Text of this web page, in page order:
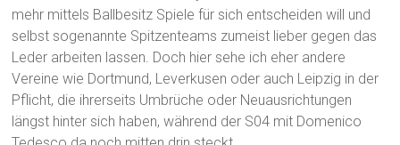
mehr mittels Ballbesitz Spiele für sich entscheiden will und
selbst sogenannte Spitzenteams zumeist lieber gegen das
Leder arbeiten lassen. Doch hier sehe ich eher andere
Vereine wie Dortmund, Leverkusen oder auch Leipzig in der
Pflicht, die ihrerseits Umbrüche oder Neuausrichtungen
längst hinter sich haben, während der S04 mit Domenico